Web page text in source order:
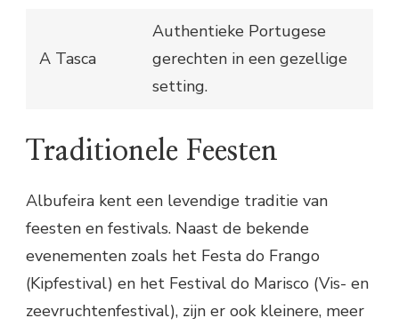
A Tasca
Authentieke Portugese
gerechten in een gezellige
setting.
Traditionele Feesten
Albufeira kent een levendige traditie van
feesten en festivals. Naast de bekende
evenementen zoals het Festa do Frango
(Kipfestival) en het Festival do Marisco (Vis- en
zeevruchtenfestival), zijn er ook kleinere, meer